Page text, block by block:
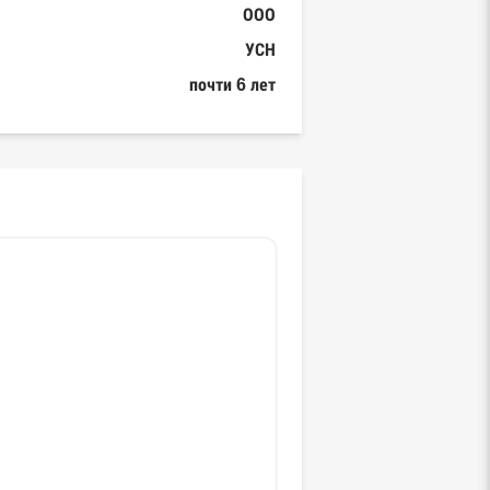
ООО
УСН
почти 6 лет